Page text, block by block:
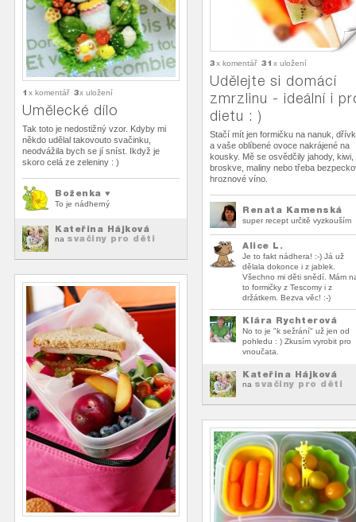
3x komentář 31 x uložení
Udělejte si domácí
zmrzlinu - ideální i
dietu : )
Stačí mít jen formičku na nanuk,
a vaše oblíbené ovoce nakrájené na
kousky. Mě se osvědčily jahody, kiwi,
broskve, maliny nebo třeba
hroznové víno.
Renata Kamenská
super recept určitě vyzkouším
Alice L.
Je to fakt nádhera! :-) Já už
dělala dokonce i z jablek.
Všechno mi děti snědí. Mám
to formičky z Tescomy i z
držátkem. Bezva věc! :-)
Klára Rychterová
No to je "k sežrání" už jen od
pohledu : ) Zkusím vyrobit pro
vnoučata.
Kateřina Hájková
na svačiny pro děti
1 x komentář 3x uložení
Umělecké dílo
Tak toto je nedostižný vzor. Kdyby mi
někdo udělal takovouto svačinku,
neodvážila bych se jí sníst. Ikdyž je
skoro celá ze zeleniny : )
Boženka ♥
To je nádherný
Kateřina Hájková
na svačiny pro děti